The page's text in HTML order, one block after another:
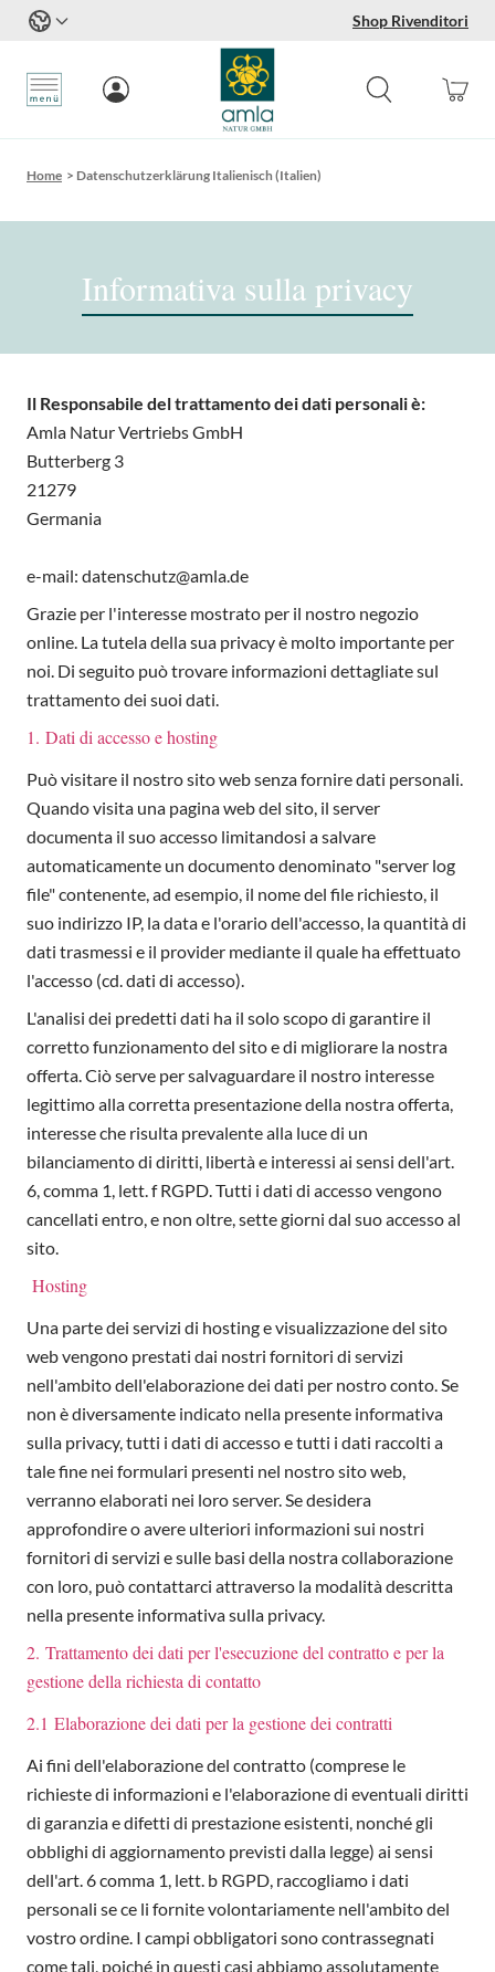
Shop Rivenditori
Home > Datenschutzerklärung Italienisch (Italien)
Informativa sulla privacy
Il Responsabile del trattamento dei dati personali è:
Amla Natur Vertriebs GmbH
Butterberg 3
21279
Germania
e-mail: datenschutz@amla.de
Grazie per l'interesse mostrato per il nostro negozio
online. La tutela della sua privacy è molto importante per
noi. Di seguito può trovare informazioni dettagliate sul
trattamento dei suoi dati.
1. Dati di accesso e hosting
Può visitare il nostro sito web senza fornire dati personali.
Quando visita una pagina web del sito, il server
documenta il suo accesso limitandosi a salvare
automaticamente un documento denominato "server log
file" contenente, ad esempio, il nome del file richiesto, il
suo indirizzo IP, la data e l'orario dell'accesso, la quantità di
dati trasmessi e il provider mediante il quale ha effettuato
l'accesso (cd. dati di accesso).
L'analisi dei predetti dati ha il solo scopo di garantire il
corretto funzionamento del sito e di migliorare la nostra
offerta. Ciò serve per salvaguardare il nostro interesse
legittimo alla corretta presentazione della nostra offerta,
interesse che risulta prevalente alla luce di un
bilanciamento di diritti, libertà e interessi ai sensi dell'art.
6, comma 1, lett. f RGPD. Tutti i dati di accesso vengono
cancellati entro, e non oltre, sette giorni dal suo accesso al
sito.
Hosting
Una parte dei servizi di hosting e visualizzazione del sito
web vengono prestati dai nostri fornitori di servizi
nell'ambito dell'elaborazione dei dati per nostro conto. Se
non è diversamente indicato nella presente informativa
sulla privacy, tutti i dati di accesso e tutti i dati raccolti a
tale fine nei formulari presenti nel nostro sito web,
verranno elaborati nei loro server. Se desidera
approfondire o avere ulteriori informazioni sui nostri
fornitori di servizi e sulle basi della nostra collaborazione
con loro, può contattarci attraverso la modalità descritta
nella presente informativa sulla privacy.
2. Trattamento dei dati per l'esecuzione del contratto e per la
gestione della richiesta di contatto
2.1 Elaborazione dei dati per la gestione dei contratti
Ai fini dell'elaborazione del contratto (comprese le
richieste di informazioni e l'elaborazione di eventuali diritti
di garanzia e difetti di prestazione esistenti, nonché gli
obblighi di aggiornamento previsti dalla legge) ai sensi
dell'art. 6 comma 1, lett. b RGPD, raccogliamo i dati
personali se ce li fornite volontariamente nell'ambito del
vostro ordine. I campi obbligatori sono contrassegnati
come tali, poiché in questi casi abbiamo assolutamente